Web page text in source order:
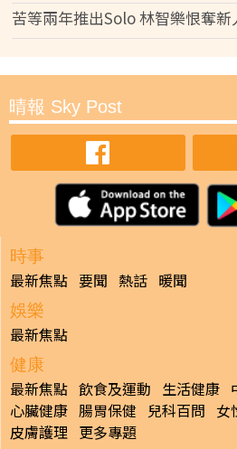
苦等兩年推出Solo 林智樂恨奪新
晴報 Sky Post
時事
最新焦點 要聞 熱話 暖聞
娛樂
最新焦點
健康
最新焦點 飲食及運動 生活健康
心臟健康 腸胃保健 兒科百問 女
皮膚護理 更多專題